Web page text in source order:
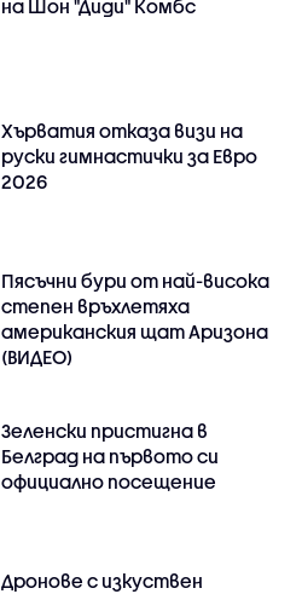
на Шон "Диди" Комбс
Хърватия отказа визи на
руски гимнастички за Евро
2026
Пясъчни бури от най-висока
степен връхлетяха
американския щат Аризона
(ВИДЕО)
Зеленски пристигна в
Белград на първото си
официално посещение
Дронове с изкуствен